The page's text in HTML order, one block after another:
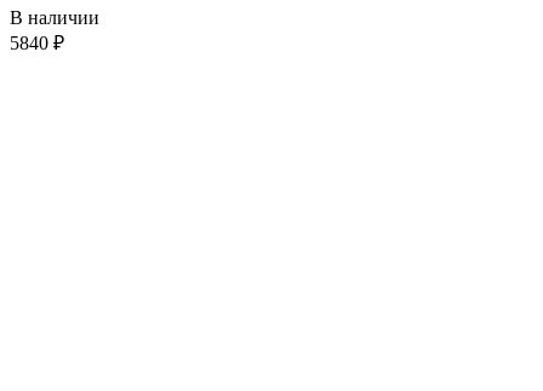
В наличии
5840 ₽